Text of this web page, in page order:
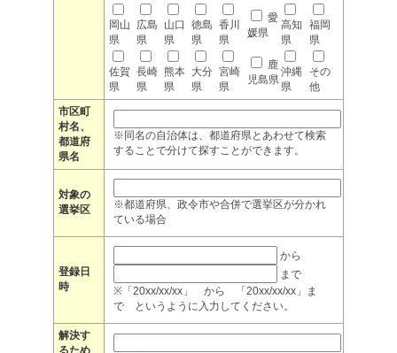
岡山
県
広島
県
山口
県
徳島
県
香川
県
愛
媛県
高知
県
福岡
県
佐賀
県
長崎
県
熊本
県
大分
県
宮崎
県
鹿
児島県
沖縄
県
その
他
市区町
村名、
都道府
県名
※同名の自治体は、都道府県とあわせて検索
することで分けて探すことができます。
対象の
選挙区
※都道府県、政令市や合併で選挙区が分かれ
ている場合
登録日
時
から
まで
※「20xx/xx/xx」 から 「20xx/xx/xx」ま
で というように入力してください。
解決す
るため